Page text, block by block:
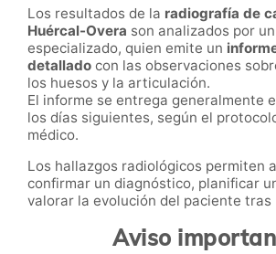
Los resultados de la radiografía de
Huércal-Overa son analizados por
especializado, quien emite un
detallado con las observaciones
los huesos y la articulación.
El informe se entrega generalmente
los días siguientes, según el
médico.
Los hallazgos radiológicos permiten
confirmar un diagnóstico, planificar
valorar la evolución del paciente
Aviso